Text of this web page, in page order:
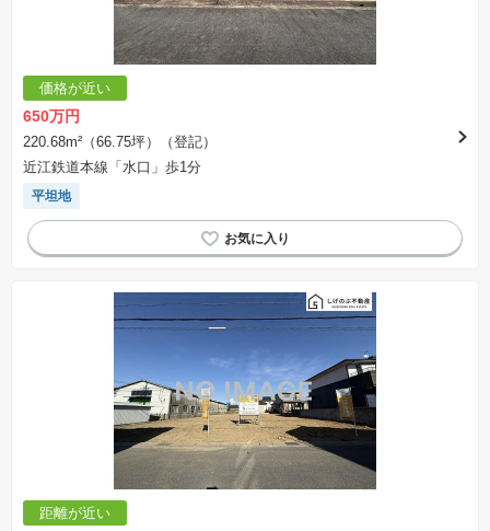
価格が近い
650万円
220.68m²（66.75坪）（登記）
近江鉄道本線「水口」歩1分
平坦地
距離が近い